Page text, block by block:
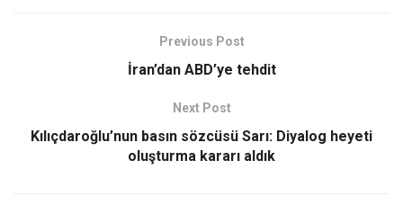
Previous Post
İran’dan ABD’ye tehdit
Next Post
Kılıçdaroğlu’nun basın sözcüsü Sarı: Diyalog heyeti
oluşturma kararı aldık